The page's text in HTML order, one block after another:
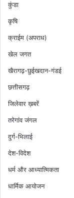
कुंडा
कृषि
क्राईम (अपराध)
खेल जगत
खैरागढ़-छुईखदान-गंडई
छत्तीसगढ़
जिलेवार ख़बरें
तरेगांव जंगल
दुर्ग-भिलाई
देश-विदेश
धर्म और आध्यात्मिकता
धार्मिक आयोजन